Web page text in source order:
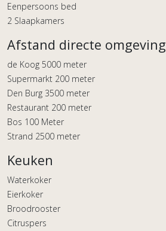
Eenpersoons bed
2 Slaapkamers
Afstand directe omgeving
de Koog 5000 meter
Supermarkt 200 meter
Den Burg 3500 meter
Restaurant 200 meter
Bos 100 Meter
Strand 2500 meter
Keuken
Waterkoker
Eierkoker
Broodrooster
Citruspers